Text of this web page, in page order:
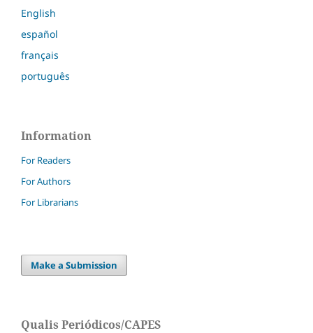
English
español
français
português
Information
For Readers
For Authors
For Librarians
Make a Submission
Qualis Periódicos/CAPES